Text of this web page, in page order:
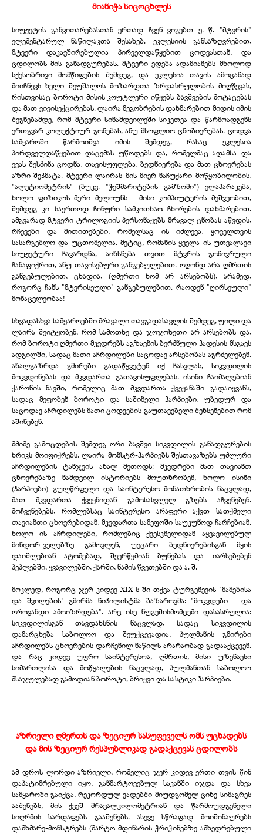
მიანიჭა სიცოცხლეს
სიუჟეტის განვითარებასთან ერთად ჩვენ ვიგებთ ე. წ. "მტვრის"
ელემენტარულ ნაწილაკთა შესახებ. ეკლესიის განსაზღვრებით,
მტვერი დაკავშირებულია პირველდაწყებით ცოდვასთან, და
ცდილობს მის განადგურებას. მტვერი ედება ადამიანებს მხოლოდ
სქესობრივი მომწიფების შემდეგ, და ეკლესია თავის ამოცანად
მიიჩნევს ხელი შეუშალოს მოზარდთა ზრდასრულობის მიღწევას,
რისთვისაც ბოროტი მისის კოუტლერი იწყებს ბავშვების მოტაცებას
და მათ ვივისექცირებას. ლაირა მეგობრების დახმარებით მიდის იმის
შეგნებამდე, რომ მტვერი სინამდვილეში სიკეთეა და წარმოადგენს
ერთგვარ კოლექტიურ გონებას, ანუ მსოფლიო ცნობიერებას. ცოდვა
სამყაროში წარმოიშვა იმის შემდეგ, რასაც ეკლესია
პირდველდაწყებით დაცემას უწოდებს და, რომელმაც ადამსა და
ევას შესძინა ცოდნა, თავისუფლება, ბედნიერება და მათ ცხოვრებას
აზრი შეჰმატა. მტვერი ლაირას მის მიერ ნაჩუქარი მოწყობილობის,
"ალეტიომეტრის" (ბუკვ. "ჭეშმარიტების გამზომი") ელაპარაკება,
ხოლო ფიზიკოს მერი მელოუნს - მისი კომპიუტერის მეშვეობით,
შემდეგ კი საერთოდ ჩინური სამკითხაო ჩხირების დახმარებით.
ამგვარად მტვერი ტრილოგიის პერსონაჟებს მრავალ ცნობას აწვდის,
რჩევები და მითითებები, რომელსაც ის იძლევა, ყოველთვის
სასარგებლო და უცთომელია. მეტიც, რომანის ყველა ის უთვალავი
სიუჟეტური ჩავარდნა, აიხსნება თვით მტვრის გონივრული
ჩანაფიქრით, ანუ თავისებური განგებულებით. ოღონდ არა ღმრთის
განგებულებით, ცხადია, (ღმერთი ხომ არ არსებობს), არამედ,
როგორც ჩანს "მტვრისეული" განგებულებით. რაოდენ "ღირსეული"
მონაცვლეობაა!
სხვადასხვა სამყაროებში მრავალი თავგადასავლის შემდეგ, უილი და
ლაირა შეიტყობენ, რომ სამოთხე და ჯოჯოხეთი არ არსებობს და,
რომ ბოროტი ღმერთი მკვდრებს აგზავნის ბერძნული ჰადესის მსგავს
ადგილში, სადაც მათი აჩრდილები საცოდავ არსებობას აგრძელებენ.
ახალგაზრდა გმირები გადაწყვეტენ იქ ჩასვლას, სიკვდილის
მოკვდინებას და მკვდართა გათავისუფლებას. ისინი ჩაიმალებიან
ქარონის ნავში, რომელიც მათ მკვდართა ქვეყანაში გადაიყვანს,
სადაც მეფობენ ბოროტი და საშინელი ჰარპიები, უბედურ და
საცოდავ აჩრდილებს მათი ცოდვების გაუთავებელი შეხსენებით რომ
აშინებენ.
მძიმე გამოცდების შემდეგ ორი ბავშვი სიკვდილის განადგურების
ხრიკს მოიფიქრებს. ლაირა მონსტრ-ჰარპიებს შესთავაზებს უძლური
აჩრდილების ტანჯვის ახალ მეთოდს: მკვდრები მათ თავიანთ
ცხოვრებაზე ნამდვილ ისტორიებს მოუთხრობენ, ხოლო ისინი
(ჰარპიები) გულწრფელი და საინტერესო მონათხრობის ნაცვლად,
მათ მკვდართა ქვეყნიდან გამოსასვლელ გზებს აჩვენებენ.
მოჩვენებებს, რომლებსაც საინტერესო არაფერი აქვთ სათქმელი
თავიანთი ცხოვრებიდან, მკვდართა სამეფოში საუკუნოდ ჩარჩებიან.
ხოლო ის აჩრდილები, რომლებიც ქვესკნელიდან აყვავილებულ
მინდორ-ველებზე გამოვლენ, უეცარი ბედნიერებისგან მყის
დაიშლებიან ატომებად, შეერწყმიან ბუნებას და იარსებებენ
პეპლებში, ყვავილებში, ქარში, ნამის წვეთებში და ა. შ.
მოკლედ, როგორც ჯერ კიდევ XIX ს-ში თქვა ტურგენევის "მამებისა
და შვილების" გმირმა ნიჰილისტმა ბაზაროვმა: "მოკვდები - და
ოროვანდი ამოიზრდება". არც ისე ნუგეშისმომცემი დასასრულია:
სიკვდილისგან თავდახსნის ნაცვლად, სადაც სიკვდილის
დამარცხება საბოლოო და შეუქცევადია, პულმანის გმირები
აჩრდილებს ცხოვრების დარჩენილ ნაწილს არარაობად გადააქცევენ.
და რაც კიდევ უფრო საინტერესოა, ღმრთის, მისი უზენაესი
სიმართლისა და მოწყალების ნაცვლად, პულმანთან საბოლოო
მსაჯულებად გამოდიან ბოროტი, ბრიყვი და სასტიკი ჰარპიები.
აზრიელი ღმერთს და ზეციურ სასუფეველს ომს უცხადებს
და მის ზეციურ რესპუბლიკად გადაქცევას ცდილობს
ამ დროს ლორდი აზრიელი, რომელიც ჯერ კიდევ ერთი თვის წინ
დაპატიმრებული იყო, განმარტოვებულ საკანში იჯდა და სხვა
სამყაროში გაიქცა, რეკორდულ ვადებში მიუდგომელ ციხე-სიმაგრეს
ააშენებს, მის ქვეშ მრავალკილომეტრიან და წარმოუდგენელი
სიღრმის სარდაფებს გააშენებს. ასევე სწრაფად მოიშინაურებს
დამხმარე-მონსტრებს (მარტო მდინარის ჭრიჭინებზე ამხედრებული